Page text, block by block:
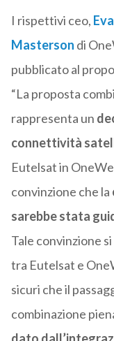
I rispettivi ceo,
Masterson di
pubblicato al
“La proposta
rappresenta un
connettività
Eutelsat in
convinzione che la
sarebbe stata
Tale convinzione
tra Eutelsat e
sicuri che il
combinazione